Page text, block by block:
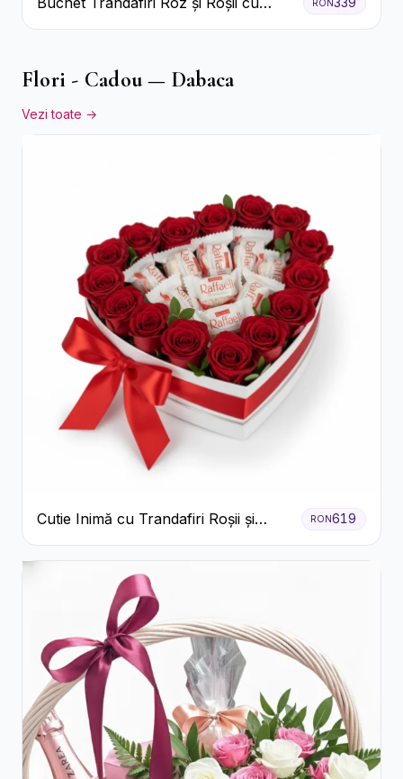
Eucalipt și Gypsophila
RON
Flori - Cadou — Dabaca
Vezi toate →
Cutie Inimă cu Trandafiri Roșii și
Bomboane Raffaello
RON619